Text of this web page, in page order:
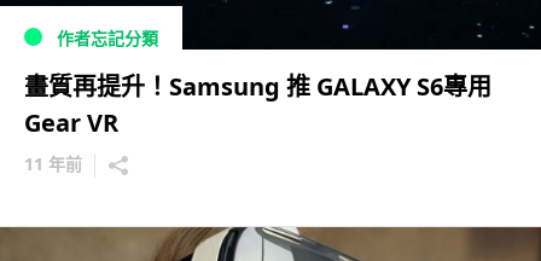
作者忘記分類
畫質再提升！Samsung 推 GALAXY S6專用
Gear VR
11 年前